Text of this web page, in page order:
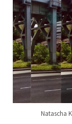
Natascha